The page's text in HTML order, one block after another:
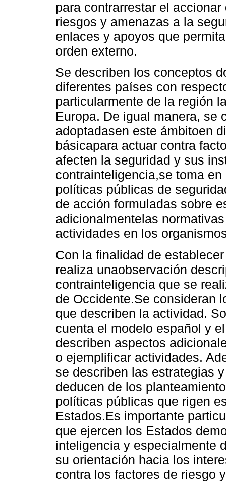
para contrarrestar el
riesgos y amenazas a la
enlaces y apoyos que
orden externo.
Se describen los conceptos
diferentes países con
particularmente de la región
Europa. De igual manera, se
adoptadasen este ámbitoen
básicapara actuar contra
afecten la seguridad y sus
contrainteligencia,se toma
políticas públicas de
de acción formuladas sobre
adicionalmentelas
actividades en los
Con la finalidad de
realiza unaobservación
contrainteligencia que se
de Occidente.Se consideran
que describen la actividad.
cuenta el modelo español y
describen aspectos
o ejemplificar actividades.
se describen las estrategias
deducen de los
políticas públicas que rigen
Estados.Es importante
que ejercen los Estados
inteligencia y especialmente
su orientación hacia los
contra los factores de riesgo